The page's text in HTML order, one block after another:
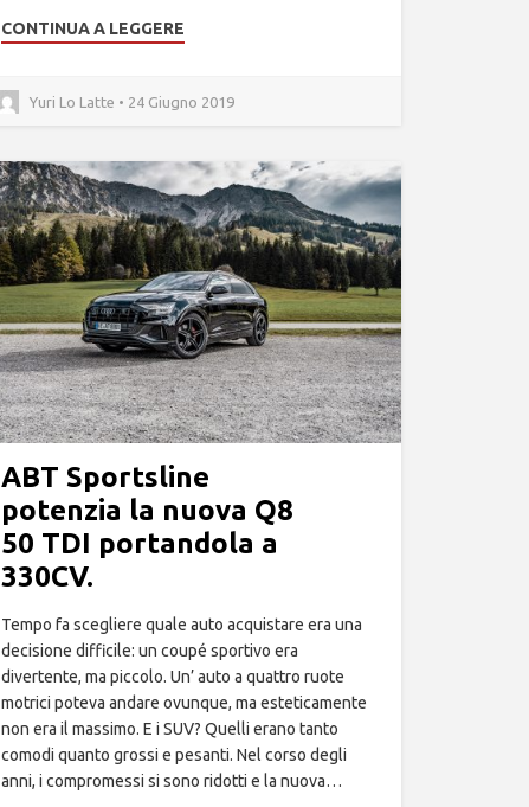
CONTINUA A LEGGERE
Yuri Lo Latte • 24 Giugno 2019
ABT Sportsline
potenzia la nuova Q8
50 TDI portandola a
330CV.
Tempo fa scegliere quale auto acquistare era una
decisione difficile: un coupé sportivo era
divertente, ma piccolo. Un’ auto a quattro ruote
motrici poteva andare ovunque, ma esteticamente
non era il massimo. E i SUV? Quelli erano tanto
comodi quanto grossi e pesanti. Nel corso degli
anni, i compromessi si sono ridotti e la nuova…